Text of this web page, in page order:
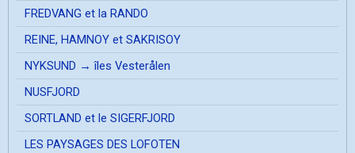
FREDVANG et la RANDO
REINE, HAMNOY et SAKRISOY
NYKSUND → îles Vesterålen
NUSFJORD
SORTLAND et le SIGERFJORD
LES PAYSAGES DES LOFOTEN